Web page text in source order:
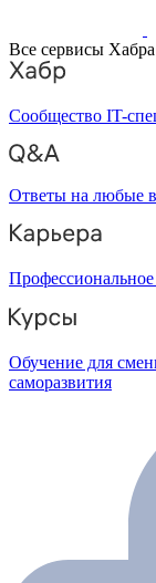
Все сервисы Хабра
Сообщество IT-
Ответы на любые
Обучение для
саморазвития